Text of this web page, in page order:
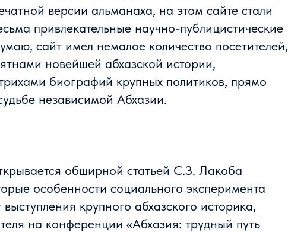
версии альманаха, на этом сайте стали
привлекательные научно-публицистические
сайт имел немалое количество посетителей,
новейшей абхазской истории,
биографий крупных политиков, прямо
независимой Абхазии.
обширной статьей С.З. Лакоба
особенности социального эксперимента
крупного абхазского историка,
на конференции «Абхазия: трудный путь